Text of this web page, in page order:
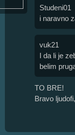
Studeni01
i naravno
vuk21
I da li je
belim
TO BRE!
Bravo